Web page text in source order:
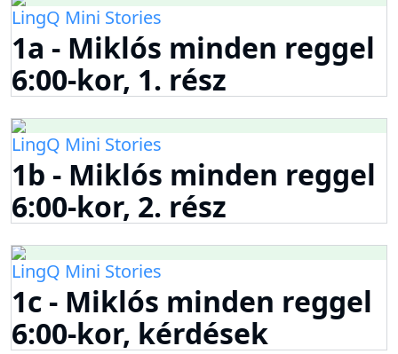
LingQ Mini Stories
1a - Miklós minden reggel
6:00-kor, 1. rész
LingQ Mini Stories
1b - Miklós minden reggel
6:00-kor, 2. rész
LingQ Mini Stories
1c - Miklós minden reggel
6:00-kor, kérdések